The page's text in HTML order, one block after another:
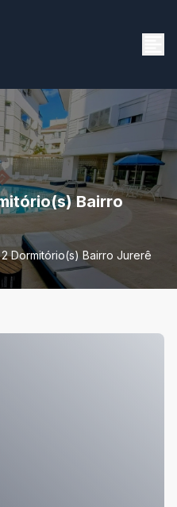
Bairro
Dormitório(s) Bairro Jurerê